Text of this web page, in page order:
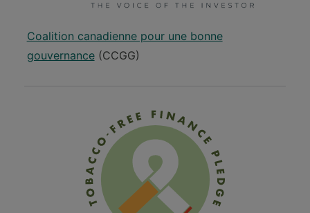
Coalition canadienne pour une bonne
gouvernance(CCGG)